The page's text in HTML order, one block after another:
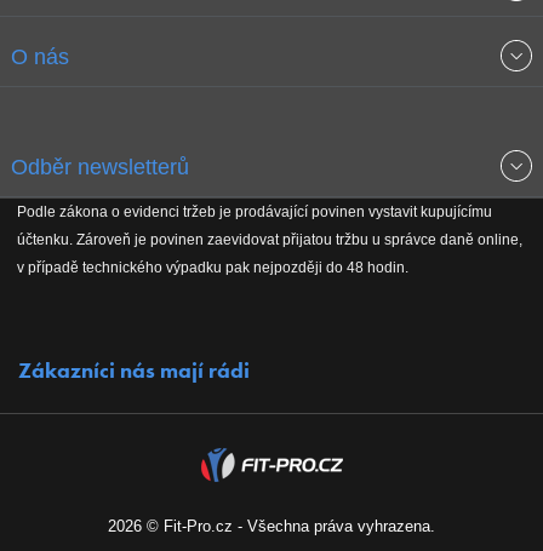
Obchodní podmínky
Reklamační řád
O nás
Koho podporujeme
Odběr newsletterů
Podle zákona o evidenci tržeb je prodávající povinen vystavit kupujícímu
účtenku. Zároveň je povinen zaevidovat přijatou tržbu u správce daně online,
v případě technického výpadku pak nejpozději do 48 hodin.
Zákazníci nás mají rádi
2026 © Fit-Pro.cz - Všechna práva vyhrazena.